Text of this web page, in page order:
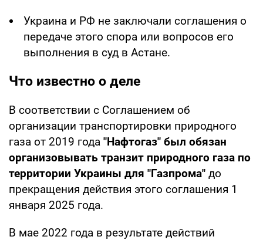
Украина и РФ не заключали соглашения о
передаче этого спора или вопросов его
выполнения в суд в Астане.
Что известно о деле
В соответствии с Соглашением об
организации транспортировки природного
газа от 2019 года "Нафтогаз" был обязан
организовывать транзит природного газа по
территории Украины для "Газпрома" до
прекращения действия этого соглашения 1
января 2025 года.
В мае 2022 года в результате действий